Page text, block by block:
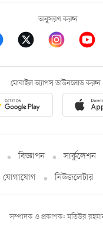
অনুসরণ করুন
মোবাইল অ্যাপস ডাউনলোড করুন
বিজ্ঞাপন সার্কুলেশন
যোগাযোগ
নিউজলেটার
সম্পাদক ও প্রকাশক: মতিউর